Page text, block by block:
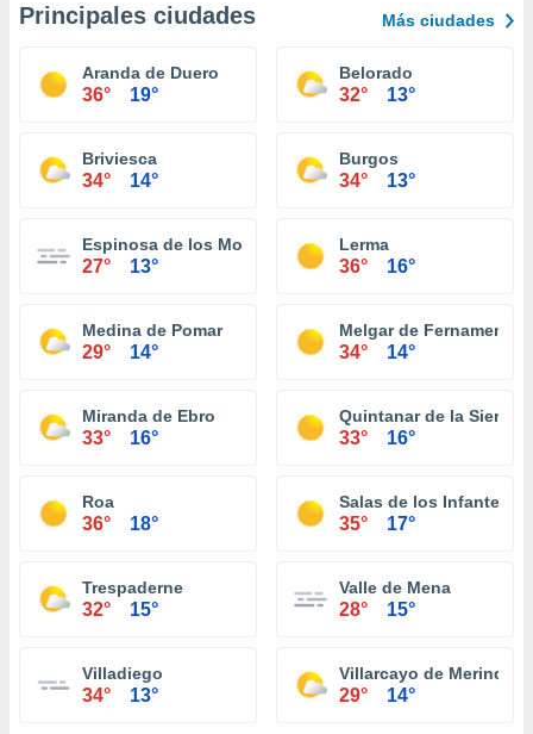
Principales ciudades Más ciudades
Aranda de Duero
36° 19°
Belorado
32° 13°
Briviesca
34° 14°
Burgos
34° 13°
Espinosa de los Monteros
27° 13°
Lerma
36° 16°
Medina de Pomar
29° 14°
Melgar de Fernamental
34° 14°
Miranda de Ebro
33° 16°
Quintanar de la Sierra
33° 16°
Roa
36° 18°
Salas de los Infantes
35° 17°
Trespaderne
32° 15°
Valle de Mena
28° 15°
Villadiego
34° 13°
Villarcayo de Merindad
29° 14°